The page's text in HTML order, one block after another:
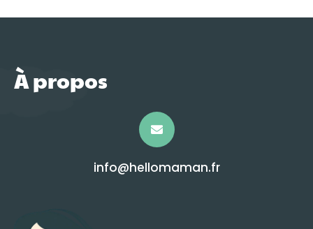
À propos
info@hellomaman.fr